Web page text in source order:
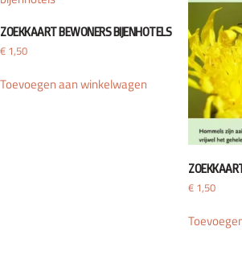
ZOEKKAART BEWONERS BIJENHOTELS
€ 1,50
Toevoegen aan winkelwagen
€ 1,50